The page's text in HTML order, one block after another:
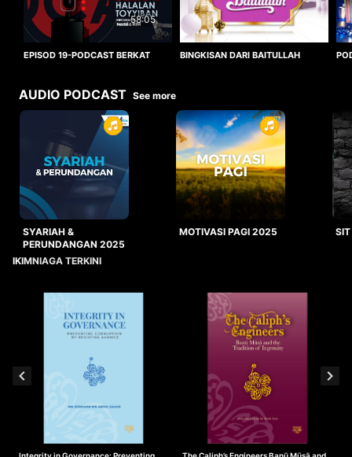
58:05
EPISOD 19-PODCAST BERKAT
BINGKISAN DARI BAITULLAH
AUDIO PODCAST See more
SYARIAH &
PERUNDANGAN 2025
MOTIVASI PAGI 2025
IKIMNIAGA TERKINI